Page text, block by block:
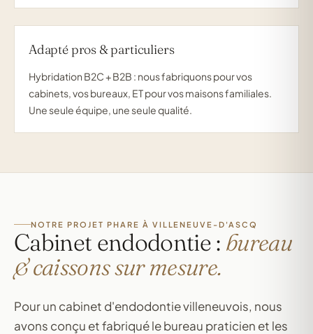
Adapté pros & particuliers
Hybridation B2C + B2B : nous fabriquons pour vos
cabinets, vos bureaux, ET pour vos maisons familiales.
Une seule équipe, une seule qualité.
NOTRE PROJET PHARE À VILLENEUVE-D'ASCQ
Cabinet endodontie : bureau
& caissons sur mesure.
Pour un cabinet d'endodontie villeneuvois, nous
avons conçu et fabriqué le bureau praticien et les